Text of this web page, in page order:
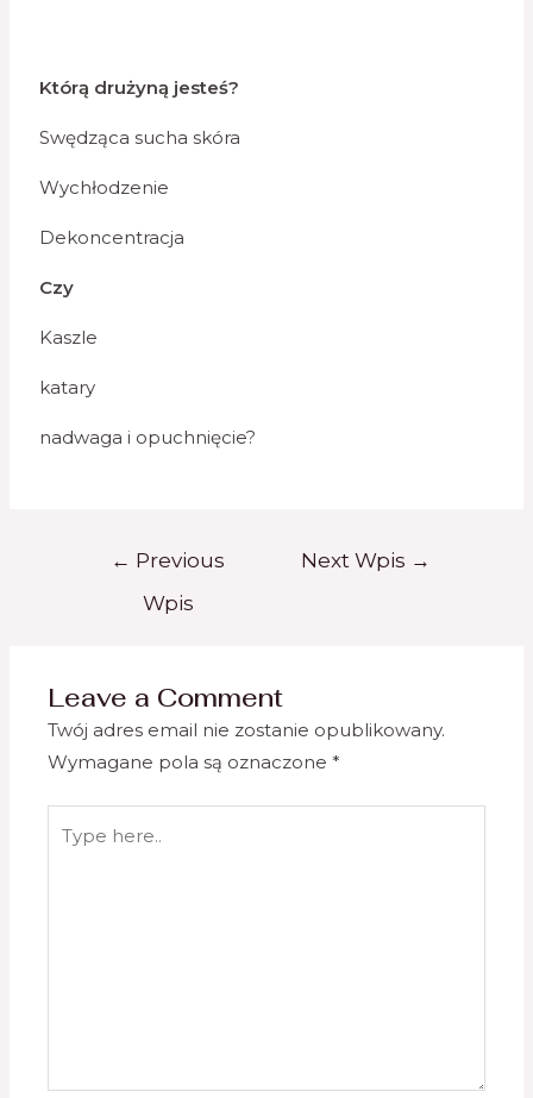
Którą drużyną jesteś?
Swędząca sucha skóra
Wychłodzenie
Dekoncentracja
Czy
Kaszle
katary
nadwaga i opuchnięcie?
← Previous
Wpis
Next Wpis →
Leave a Comment
Twój adres email nie zostanie opublikowany.
Wymagane pola są oznaczone*
here..